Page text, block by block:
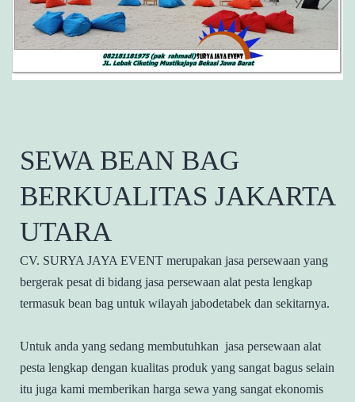
SEWA BEAN BAG
BERKUALITAS JAKARTA
UTARA
CV. SURYA JAYA EVENT merupakan jasa persewaan yang
bergerak pesat di bidang jasa persewaan alat pesta lengkap
termasuk bean bag untuk wilayah jabodetabek dan sekitarnya.
Untuk anda yang sedang membutuhkan jasa persewaan alat
pesta lengkap dengan kualitas produk yang sangat bagus selain
itu juga kami memberikan harga sewa yang sangat ekonomis